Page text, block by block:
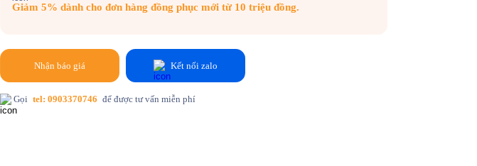
Giảm 5% dành cho đơn hàng đồng phục mới từ 10 triệu đồng.
Nhận báo giá Kết nối zalo
Gọi tel: 0903370746 để được tư vấn miễn phí